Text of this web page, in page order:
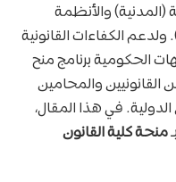
(المدنية) والأنظمة
ولدعم الكفاءات القانونية
الحكومية برنامج منح
القانونيين والمحامين
في هذا المقال،
منحة كلية القانون